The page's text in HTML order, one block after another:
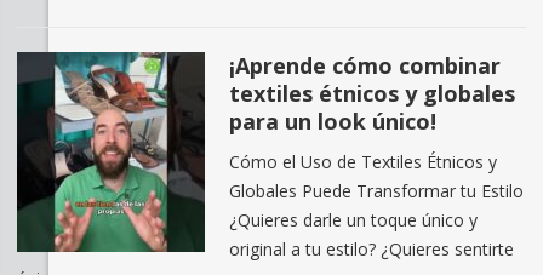
¡Aprende cómo combinar
textiles étnicos y globales
para un look único!
Cómo el Uso de Textiles Étnicos y
Globales Puede Transformar tu Estilo
¿Quieres darle un toque único y
original a tu estilo? ¿Quieres sentirte